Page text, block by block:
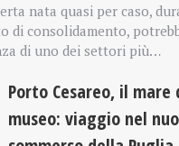
nata quasi per caso,
di consolidamento,
di uno dei settori più…
Porto Cesareo, il mare
museo: viaggio nel